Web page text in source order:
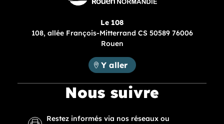
Le 108
108, allée François-Mitterrand CS 50589 76006
Rouen
Métropole Rouen Normandie :
Y aller
Nous suivre
Restez informés via nos réseaux ou